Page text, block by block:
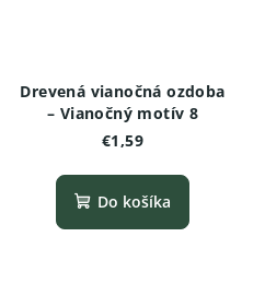
Drevená vianočná ozdoba
– Vianočný motív 8
€1,59
Do košíka